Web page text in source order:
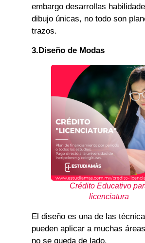
embargo desarrollas
dibujo únicas, no todo son
trazos.
3.Diseño de Modas
Crédito Educativo
licenciatura
El diseño es una de las
pueden aplicar a muchas
no se queda de lado.